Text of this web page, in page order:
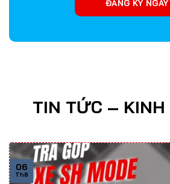
TIN TỨC – KINH
06
Th8